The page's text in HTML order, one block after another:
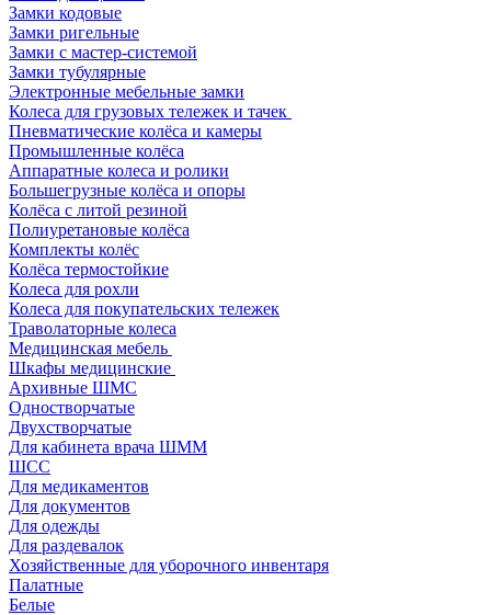
Замки кодовые
Замки ригельные
Замки с мастер-системой
Замки тубулярные
Электронные мебельные замки
Колеса для грузовых тележек и тачек
Пневматические колёса и камеры
Промышленные колёса
Аппаратные колеса и ролики
Большегрузные колёса и опоры
Колёса с литой резиной
Полиуретановые колёса
Комплекты колёс
Колёса термостойкие
Колеса для рохли
Колеса для покупательских тележек
Траволаторные колеса
Медицинская мебель
Шкафы медицинские
Архивные ШМС
Одностворчатые
Двухстворчатые
Для кабинета врача ШММ
ШСС
Для медикаментов
Для документов
Для одежды
Для раздевалок
Хозяйственные для уборочного инвентаря
Палатные
Белые